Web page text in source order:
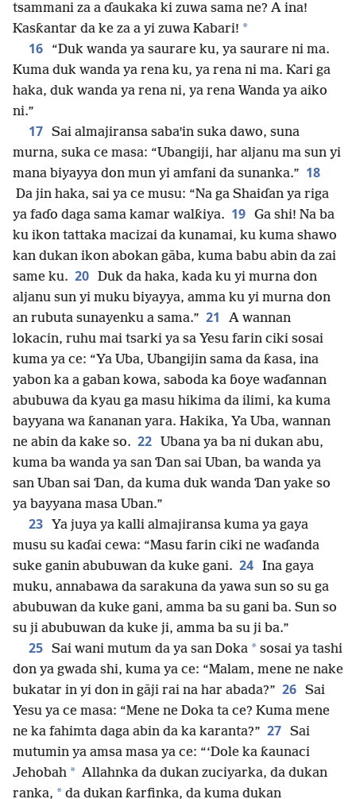
tsammani za a ɗaukaka ki zuwa sama ne? A ina!
Ƙasƙantar da ke za a yi zuwa Kabari! *
16
“Duk wanda ya saurare ku, ya saurare ni ma.
Kuma duk wanda ya rena ku, ya rena ni ma. Ƙari ga
haka, duk wanda ya rena ni, ya rena Wanda ya aiko
ni.”
17 Sai almajiransa sabaꞌin suka dawo, suna
murna, suka ce masa: “Ubangiji, har aljanu ma sun yi
mana biyayya don mun yi amfani da sunanka.” 18
Da jin haka, sai ya ce musu: “Na ga Shaiɗan ya riga
ya faɗo daga sama kamar walƙiya. 19 Ga shi! Na ba
ku ikon tattaka macizai da kunamai, ku kuma shawo
kan dukan ikon abokan gāba, kuma babu abin da zai
same ku. 20 Duk da haka, kada ku yi murna don
aljanu sun yi muku biyayya, amma ku yi murna don
an rubuta sunayenku a sama.” 21
A wannan
lokacin, ruhu mai tsarki ya sa Yesu farin ciki sosai
kuma ya ce: “Ya Uba, Ubangijin sama da ƙasa, ina
yabon ka a gaban kowa, saboda ka ɓoye waɗannan
abubuwa da kyau ga masu hikima da ilimi, ka kuma
bayyana wa ƙananan yara. Hakika, Ya Uba, wannan
ne abin da kake so. 22
Ubana ya ba ni dukan abu,
kuma ba wanda ya san Ɗan sai Uban, ba wanda ya
san Uban sai Ɗan, da kuma duk wanda Ɗan yake so
ya bayyana masa Uban.”
23
Ya juya ya kalli almajiransa kuma ya gaya
musu su kaɗai cewa: “Masu farin ciki ne waɗanda
suke ganin abubuwan da kuke gani. 24 Ina gaya
muku, annabawa da sarakuna da yawa sun so su ga
abubuwan da kuke gani, amma ba su gani ba. Sun so
su ji abubuwan da kuke ji, amma ba su ji ba.”
25 Sai wani mutum da ya san Doka * sosai ya tashi
don ya gwada shi, kuma ya ce: “Malam, mene ne nake
bukatar in yi don in gāji rai na har abada?” 26 Sai
Yesu ya ce masa: “Mene ne Doka ta ce? Kuma mene
ne ka fahimta daga abin da ka karanta?” 27 Sai
mutumin ya amsa masa ya ce: “‘Dole ka ƙaunaci
Jehobah * Allahnka da dukan zuciyarka, da dukan
ranka, * da dukan ƙarfinka, da kuma dukan